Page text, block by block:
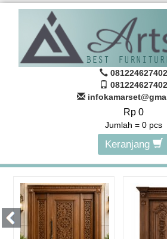
081224627402
081224627402
Rp 0
Jumlah = 0 pcs
Keranjang